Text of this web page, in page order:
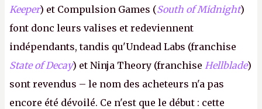
Keeper) et Compulsion Games (South of Midnight)
font donc leurs valises et redeviennent
indépendants, tandis qu'Undead Labs (franchise
State of Decay) et Ninja Theory (franchise Hellblade)
sont revendus – le nom des acheteurs n'a pas
encore été dévoilé. Ce n'est que le début : cette